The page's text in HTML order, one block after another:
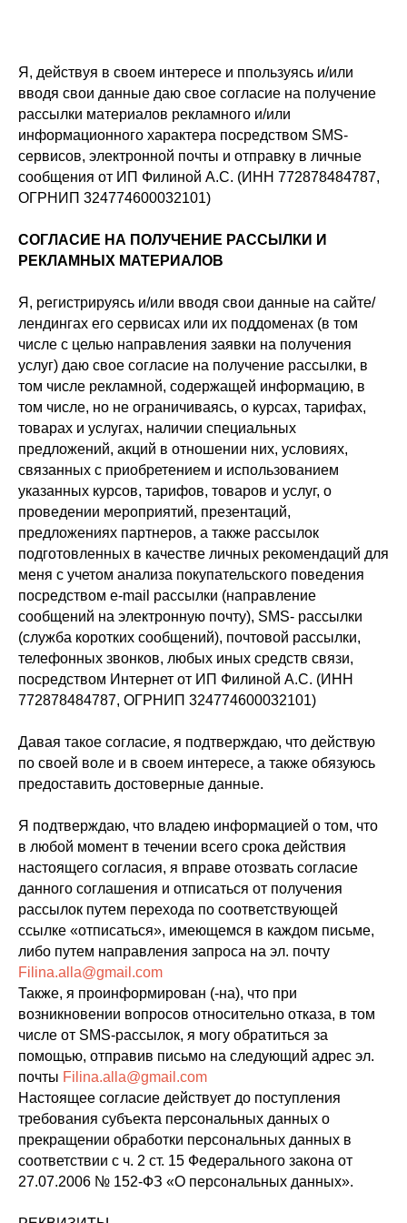
Я, действуя в своем интересе и ппользуясь и/или
вводя свои данные даю свое согласие на получение
рассылки материалов рекламного и/или
информационного характера посредством SMS-
сервисов, электронной почты и отправку в личные
сообщения от ИП Филиной А.С. (ИНН 772878484787,
ОГРНИП 324774600032101)
СОГЛАСИЕ НА ПОЛУЧЕНИЕ РАССЫЛКИ И
РЕКЛАМНЫХ МАТЕРИАЛОВ
Я, регистрируясь и/или вводя свои данные на сайте/
лендингах его сервисах или их поддоменах (в том
числе с целью направления заявки на получения
услуг) даю свое согласие на получение рассылки, в
том числе рекламной, содержащей информацию, в
том числе, но не ограничиваясь, о курсах, тарифах,
товарах и услугах, наличии специальных
предложений, акций в отношении них, условиях,
связанных с приобретением и использованием
указанных курсов, тарифов, товаров и услуг, о
проведении мероприятий, презентаций,
предложениях партнеров, а также рассылок
подготовленных в качестве личных рекомендаций для
меня с учетом анализа покупательского поведения
посредством e-mail рассылки (направление
сообщений на электронную почту), SMS- рассылки
(служба коротких сообщений), почтовой рассылки,
телефонных звонков, любых иных средств связи,
посредством Интернет от ИП Филиной А.С. (ИНН
772878484787, ОГРНИП 324774600032101)
Давая такое согласие, я подтверждаю, что действую
по своей воле и в своем интересе, а также обязуюсь
предоставить достоверные данные.
Я подтверждаю, что владею информацией о том, что
в любой момент в течении всего срока действия
настоящего согласия, я вправе отозвать согласие
данного соглашения и отписаться от получения
рассылок путем перехода по соответствующей
ссылке «отписаться», имеющемся в каждом письме,
либо путем направления запроса на эл. почту
Filina.alla@gmail.com
Также, я проинформирован (-на), что при
возникновении вопросов относительно отказа, в том
числе от SMS-рассылок, я могу обратиться за
помощью, отправив письмо на следующий адрес эл.
почты Filina.alla@gmail.com
Настоящее согласие действует до поступления
требования субъекта персональных данных о
прекращении обработки персональных данных в
соответствии с ч. 2 ст. 15 Федерального закона от
27.07.2006 № 152-ФЗ «О персональных данных».